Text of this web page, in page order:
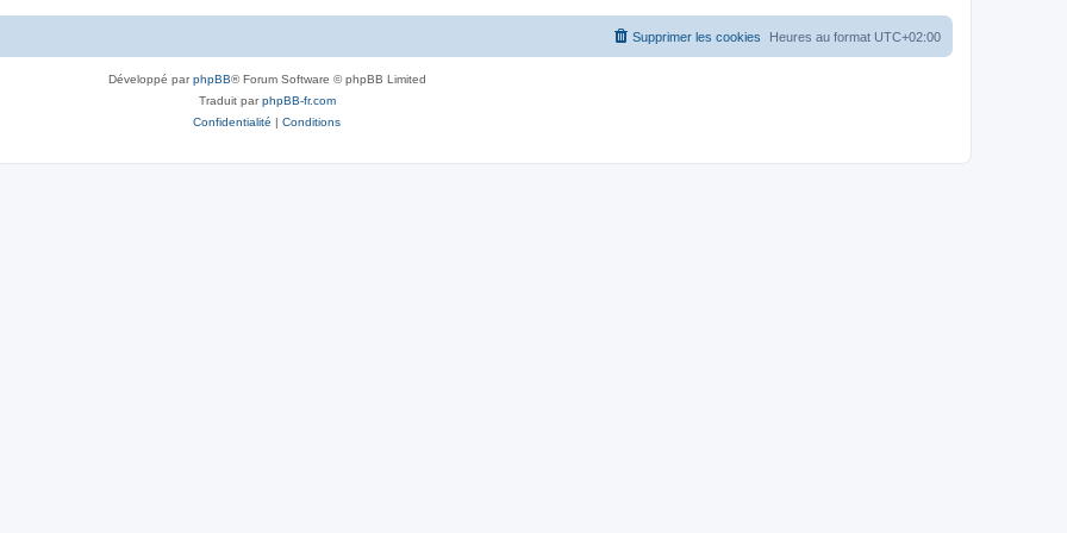
Heures au format UTC+02:00
Supprimer les cookies
Développé parphpBB® Forum Software © phpBB Limited
Traduit parphpBB-fr.com
Confidentialité | Conditions